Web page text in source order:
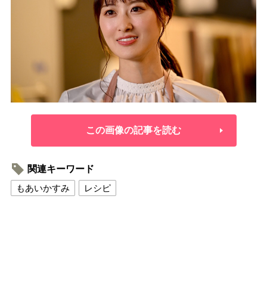
この画像の記事を読む
関連キーワード
もあいかすみ
レシピ